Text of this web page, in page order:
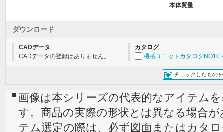
本体質量
ダウンロード
CADデータ
CADデータの登録はありません。
カタログ
機械ユニットカタログNO10
チェックしたもの
画像は本シリーズの代表的なアイテム
す。商品の実際の形状とは異なる場合
テム選定の際は、必ず図面またはカタ